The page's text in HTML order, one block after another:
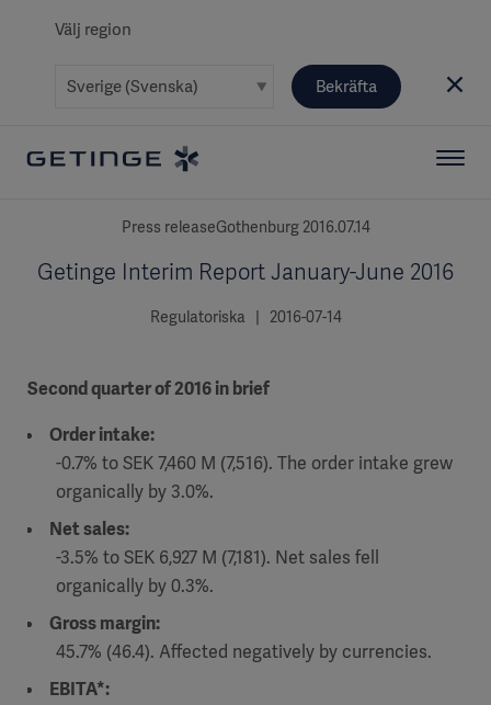
Välj region
Bekräfta
Press releaseGothenburg 2016.07.14
Getinge Interim Report January-June 2016
Regulatoriska | 2016-07-14
Second quarter of 2016 in brief
Order intake:
-0.7% to SEK 7,460 M (7,516). The order intake grew
organically by 3.0%.
Net sales:
-3.5% to SEK 6,927 M (7,181). Net sales fell
organically by 0.3%.
Gross margin:
45.7% (46.4). Affected negatively by currencies.
EBITA*: